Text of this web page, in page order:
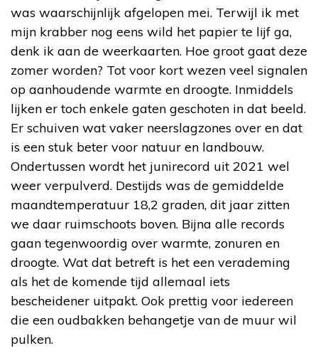
was waarschijnlijk afgelopen mei. Terwijl ik met
mijn krabber nog eens wild het papier te lijf ga,
denk ik aan de weerkaarten. Hoe groot gaat deze
zomer worden? Tot voor kort wezen veel signalen
op aanhoudende warmte en droogte. Inmiddels
lijken er toch enkele gaten geschoten in dat beeld.
Er schuiven wat vaker neerslagzones over en dat
is een stuk beter voor natuur en landbouw.
Ondertussen wordt het junirecord uit 2021 wel
weer verpulverd. Destijds was de gemiddelde
maandtemperatuur 18,2 graden, dit jaar zitten
we daar ruimschoots boven. Bijna alle records
gaan tegenwoordig over warmte, zonuren en
droogte. Wat dat betreft is het een verademing
als het de komende tijd allemaal iets
bescheidener uitpakt. Ook prettig voor iedereen
die een oudbakken behangetje van de muur wil
pulken.